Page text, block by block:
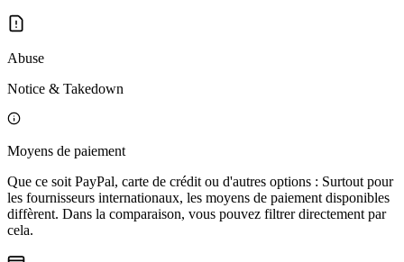
Abuse
Notice & Takedown
Moyens de paiement
Que ce soit PayPal, carte de crédit ou d'autres options : Surtout pour
les fournisseurs internationaux, les moyens de paiement disponibles
diffèrent. Dans la comparaison, vous pouvez filtrer directement par
cela.